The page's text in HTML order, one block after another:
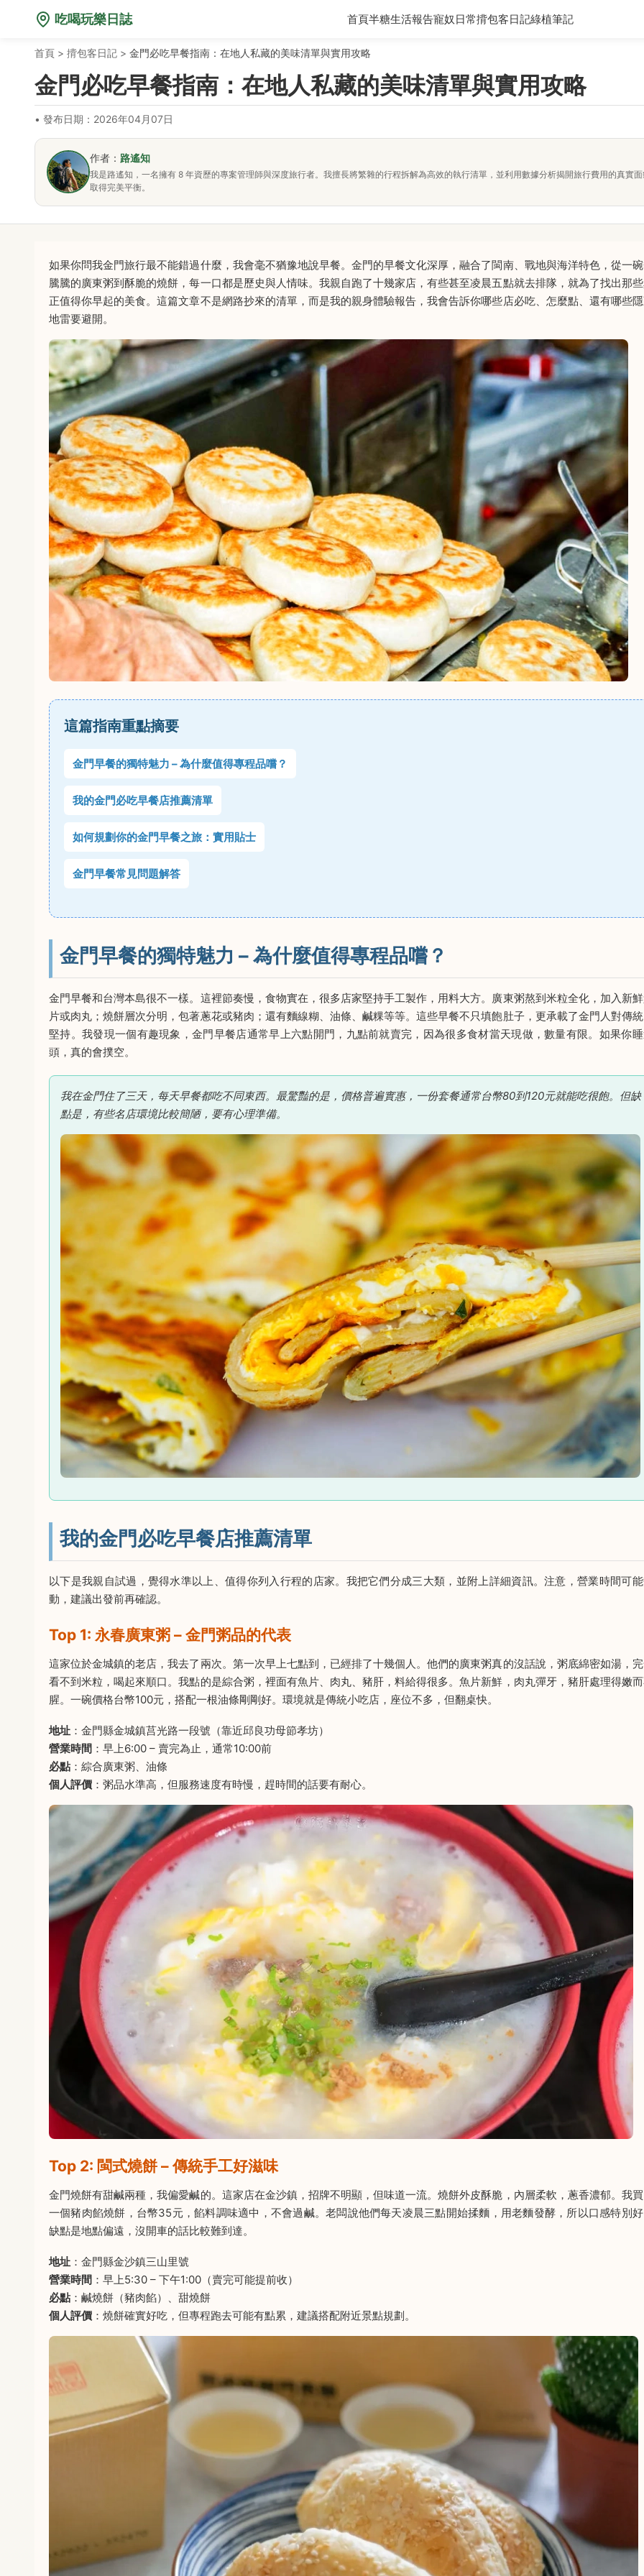
吃喝玩樂日誌 首頁半糖生活報告寵奴日常揹包客日記綠植筆記
首頁 > 揹包客日記 > 金門必吃早餐指南：在地人私藏的美味清單與實用攻略
金門必吃早餐指南：在地人私藏的美味清單與實用攻略
• 發布日期：2026年04月07日
作者： 路遙知
我是路遙知，一名擁有 8 年資歷的專案管理師與深度旅行者。我擅長將繁雜的行程拆解為高效的執行清單，並利用數據分析揭開旅行費用的真實
取得完美平衡。
如果你問我金門旅行最不能錯過什麼，我會毫不猶豫地說早餐。金門的早餐文化深厚，融合了閩南、戰地與海洋特色，從一
騰騰的廣東粥到酥脆的燒餅，每一口都是歷史與人情味。我親自跑了十幾家店，有些甚至凌晨五點就去排隊，就為了找出那
正值得你早起的美食。這篇文章不是網路抄來的清單，而是我的親身體驗報告，我會告訴你哪些店必吃、怎麼點、還有哪些
地雷要避開。
這篇指南重點摘要
金門早餐的獨特魅力 – 為什麼值得專程品嚐？
我的金門必吃早餐店推薦清單
如何規劃你的金門早餐之旅：實用貼士
金門早餐常見問題解答
金門早餐的獨特魅力 – 為什麼值得專程品嚐？
金門早餐和台灣本島很不一樣。這裡節奏慢，食物實在，很多店家堅持手工製作，用料大方。廣東粥熬到米粒全化，加入新
片或肉丸；燒餅層次分明，包著蔥花或豬肉；還有麵線糊、油條、鹹粿等等。這些早餐不只填飽肚子，更承載了金門人對傳
堅持。我發現一個有趣現象，金門早餐店通常早上六點開門，九點前就賣完，因為很多食材當天現做，數量有限。如果你
頭，真的會撲空。
我在金門住了三天，每天早餐都吃不同東西。最驚豔的是，價格普遍實惠，一份套餐通常台幣80到120元就能吃很飽。但缺
點是，有些名店環境比較簡陋，要有心理準備。
我的金門必吃早餐店推薦清單
以下是我親自試過，覺得水準以上、值得你列入行程的店家。我把它們分成三大類，並附上詳細資訊。注意，營業時間可
動，建議出發前再確認。
Top 1: 永春廣東粥 – 金門粥品的代表
這家位於金城鎮的老店，我去了兩次。第一次早上七點到，已經排了十幾個人。他們的廣東粥真的沒話說，粥底綿密如湯，
看不到米粒，喝起來順口。我點的是綜合粥，裡面有魚片、肉丸、豬肝，料給得很多。魚片新鮮，肉丸彈牙，豬肝處理得嫩
腥。一碗價格台幣100元，搭配一根油條剛剛好。環境就是傳統小吃店，座位不多，但翻桌快。
地址 ：金門縣金城鎮莒光路一段號（靠近邱良功母節孝坊）
營業時間 ：早上6:00 – 賣完為止，通常10:00前
必點 ：綜合廣東粥、油條
個人評價 ：粥品水準高，但服務速度有時慢，趕時間的話要有耐心。
Top 2: 閩式燒餅 – 傳統手工好滋味
金門燒餅有甜鹹兩種，我偏愛鹹的。這家店在金沙鎮，招牌不明顯，但味道一流。燒餅外皮酥脆，內層柔軟，蔥香濃郁。我
一個豬肉餡燒餅，台幣35元，餡料調味適中，不會過鹹。老闆說他們每天凌晨三點開始揉麵，用老麵發酵，所以口感特別
缺點是地點偏遠，沒開車的話比較難到達。
地址 ：金門縣金沙鎮三山里號
營業時間 ：早上5:30 – 下午1:00（賣完可能提前收）
必點 ：鹹燒餅（豬肉餡）、甜燒餅
個人評價 ：燒餅確實好吃，但專程跑去可能有點累，建議搭配附近景點規劃。